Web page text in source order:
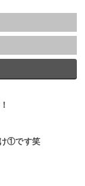
①です笑